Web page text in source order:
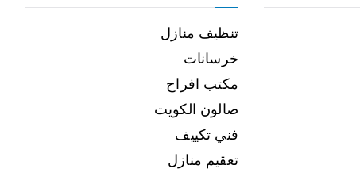
تنظيف منازل
خرسانات
مكتب افراح
صالون الكويت
فني تكييف
تعقيم منازل